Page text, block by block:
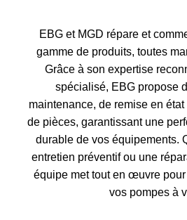
EBG et MGD répare et
gamme de produits, toutes
Grâce à son expertise
spécialisé, EBG propose
maintenance, de remise en
de pièces, garantissant une
durable de vos équipements.
entretien préventif ou une
équipe met tout en œuvre
vos pompes à